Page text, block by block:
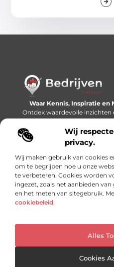
Wij
privacy.
Wij maken gebruik van cookies
om te begrijpen hoe u onze
te verbeteren. Cookies worden
ingezet, zoals het aanbieden
en het meten van sitegebruik.
cookiebeleid.
Alles
Cookies
Waar Kennis, Inspiratie
Ontdek waardevolle inzichten
wat er speelt
Bericht categorie
Onze informatie
@2025